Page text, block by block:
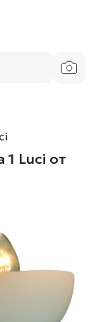
1 Luci от